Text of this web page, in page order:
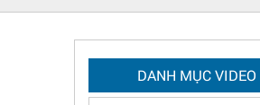
DANH MỤC VIDEO